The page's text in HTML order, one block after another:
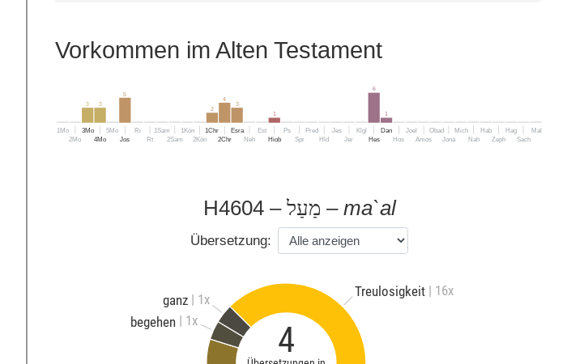
Vorkommen im Alten Testament
1Mo
2Mo
3
3Mo
3
4Mo
5Mo
5
Jos
Ri
Rt
1Sam
2Sam
1Kön
2Kön
2
1Chr
4
2Chr
3
Esra
Neh
Est
1
Hiob
Ps
Spr
Pred
Hld
Jes
Jer
Klgl
6
Hes
1
Dan
Hos
Joel
Amos
Obad
Jona
Mich
Nah
Hab
Zeph
Hag
Sach
Mal
H4604 – מַעַל – ma`al
Übersetzung:
4
Treulosigkeit | 16x
begehen | 1x
ganz | 1x